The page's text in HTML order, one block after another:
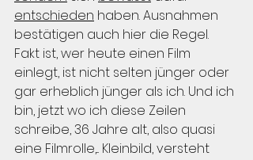
entschieden haben. Ausnahmen
bestätigen auch hier die Regel.
Fakt ist, wer heute einen Film
einlegt, ist nicht selten jünger oder
gar erheblich jünger als ich. Und ich
bin, jetzt wo ich diese Zeilen
schreibe, 36 Jahre alt, also quasi
eine Filmrolle,... Kleinbild, versteht